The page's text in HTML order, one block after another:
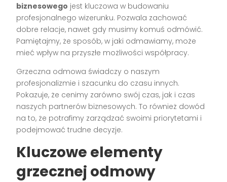
biznesowego jest kluczowa w budowaniu
profesjonalnego wizerunku. Pozwala zachować
dobre relacje, nawet gdy musimy komuś odmówić.
Pamiętajmy, że sposób, w jaki odmawiamy, może
mieć wpływ na przyszłe możliwości współpracy.
Grzeczna odmowa świadczy o naszym
profesjonalizmie i szacunku do czasu innych.
Pokazuje, że cenimy zarówno swój czas, jak i czas
naszych partnerów biznesowych. To również dowód
na to, że potrafimy zarządzać swoimi priorytetami i
podejmować trudne decyzje.
Kluczowe elementy
grzecznej odmowy